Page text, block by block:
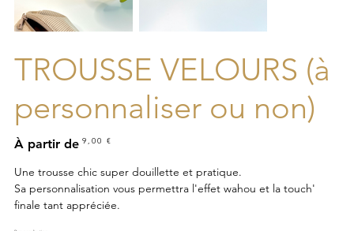
TROUSSE VELOURS (à
personnaliser ou non)
À partir de Prix
9,00 €
Une trousse chic super douillette et pratique.
Sa personnalisation vous permettra l'effet wahou et la touch'
finale tant appréciée.